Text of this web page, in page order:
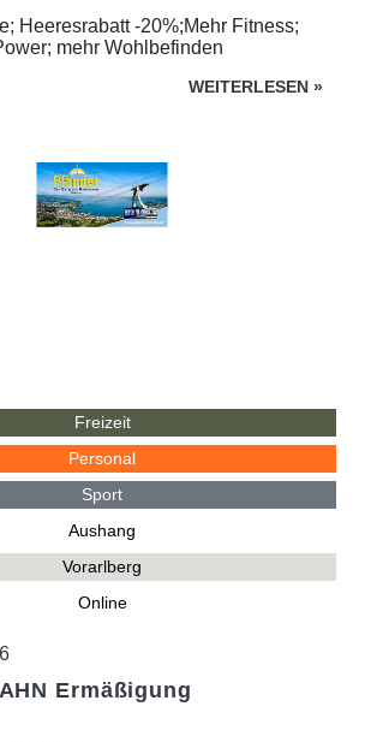
Heeresrabatt -20%;Mehr Fitness;
mehr Wohlbefinden
WEITERLESEN »
Freizeit
Personal
Sport
Aushang
Vorarlberg
Online
Ermäßigung